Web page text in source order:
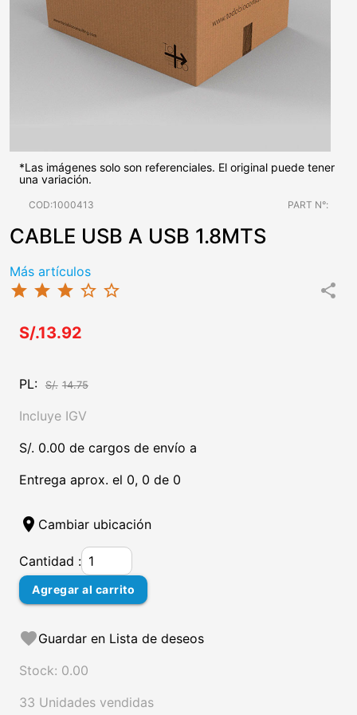
*Las imágenes solo son referenciales. El original puede tener
una variación.
COD:1000413 PART N°:
CABLE USB A USB 1.8MTS
Más artículos
star star star star_border star_border share
S/.13.92
PL: S/. 14.75
Incluye IGV
S/. 0.00 de cargos de envío a
Entrega aprox. el 0, 0 de 0
location_on Cambiar ubicación
Cantidad :
Agregar al carrito
favoriteGuardar en Lista de deseos
Stock: 0.00
33 Unidades vendidas